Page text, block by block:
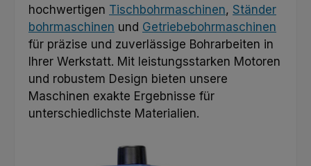
hochwertigen Tischbohrmaschinen, Ständer
bohrmaschinen und Getriebebohrmaschinen
für präzise und zuverlässige Bohrarbeiten in
Ihrer Werkstatt. Mit leistungsstarken Motoren
und robustem Design bieten unsere
Maschinen exakte Ergebnisse für
unterschiedlichste Materialien.